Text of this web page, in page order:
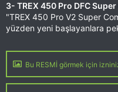
3- TREX 450 Pro DFC
"TREX 450 Pro V2 Super
yüzden yeni başlayanlara
Bu RESMİ görmek için